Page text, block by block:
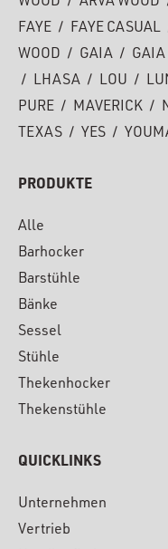
FAYE / FAYE CASUAL
WOOD / GAIA /
/
LHASA / LOU /
PURE / MAVERICK /
TEXAS / YES /
PRODUKTE
Alle
Barhocker
Barstühle
Bänke
Sessel
Stühle
Thekenhocker
Thekenstühle
QUICKLINKS
Unternehmen
Vertrieb